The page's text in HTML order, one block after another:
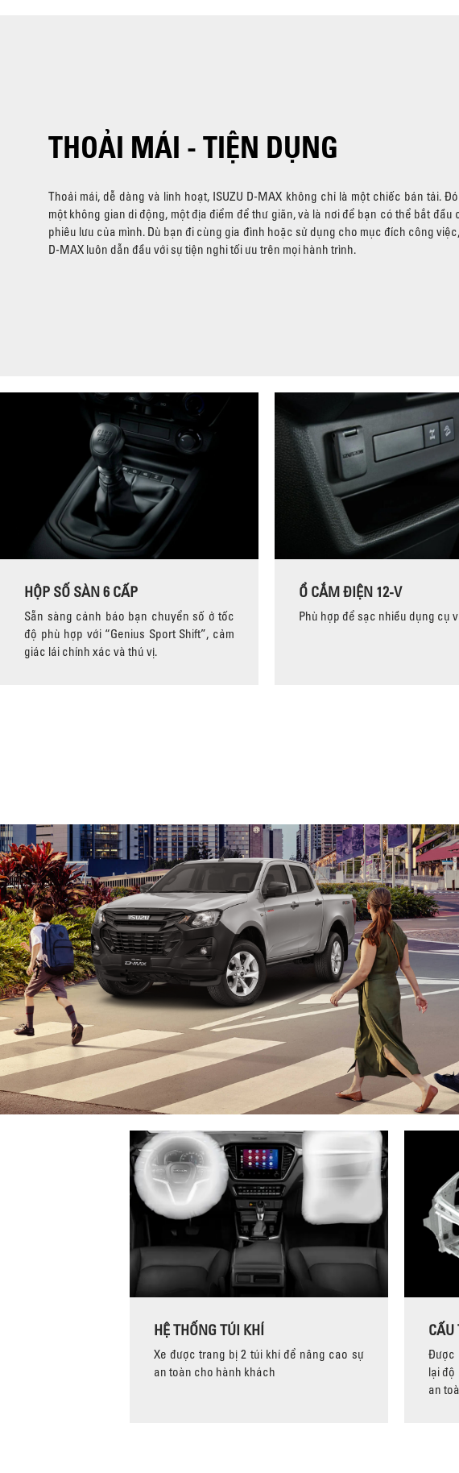
THOẢI MÁI - TIỆN DỤNG
Thoải mái, dễ dàng và linh hoạt, ISUZU D-MAX không chỉ là một chiếc bán tải.
một không gian di động, một địa điểm để thư giãn, và là nơi để bạn có thể bắt đầu
phiêu lưu của mình. Dù bạn đi cùng gia đình hoặc sử dụng cho mục đích công việc,
D-MAX luôn dẫn đầu với sự tiện nghi tối ưu trên mọi hành trình.
HỘP SỐ SÀN 6 CẤP
Sẵn sàng cảnh báo bạn chuyển số ở tốc
độ phù hợp với “Genius Sport Shift”, cảm
giác lái chính xác và thú vị.
Ổ CẮM ĐIỆN 12-V
Phù hợp để sạc nhiều dụng cụ
HỆ THỐNG TÚI KHÍ
Xe được trang bị 2 túi khí để nâng cao sự
an toàn cho hành khách
CẤU
Được
lại
an